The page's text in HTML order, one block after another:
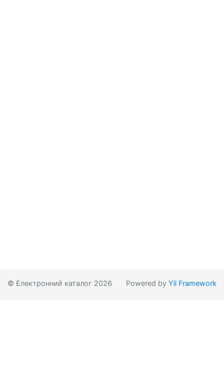
© Електронний каталог 2026 Powered by Yii Framework